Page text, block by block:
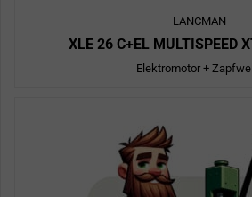
LANCMAN
XLE 26 C+EL MULTISPEED
Elektromotor +